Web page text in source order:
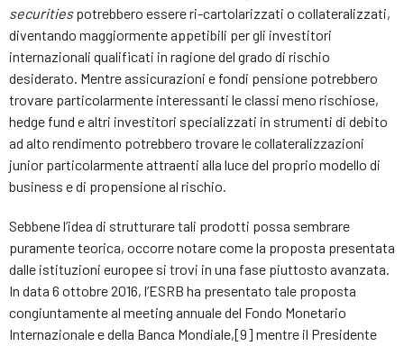
securitiespotrebbero essere ri-cartolarizzati o collateralizzati,
diventando maggiormente appetibili per gli investitori
internazionali qualificati in ragione del grado di rischio
desiderato. Mentre assicurazioni e fondi pensione potrebbero
trovare particolarmente interessanti le classi meno rischiose,
hedge fund e altri investitori specializzati in strumenti di debito
ad alto rendimento potrebbero trovare le collateralizzazioni
junior particolarmente attraenti alla luce del proprio modello di
business e di propensione al rischio.
Sebbene l’idea di strutturare tali prodotti possa sembrare
puramente teorica, occorre notare come la proposta presentata
dalle istituzioni europee si trovi in una fase piuttosto avanzata.
In data 6 ottobre 2016, l’ESRB ha presentato tale proposta
congiuntamente al meeting annuale del Fondo Monetario
Internazionale e della Banca Mondiale,[9] mentre il Presidente